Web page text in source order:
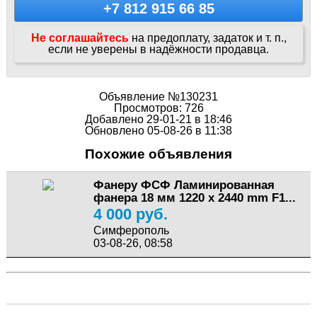
+7 812 915 66 85
Не соглашайтесь на предоплату, задаток и т. п.,
если не уверены в надёжности продавца.
Объявление №130231
Просмотров: 726
Добавлено 29-01-21 в 18:46
Обновлено 05-08-26 в 11:38
Похожие объявления
Фанеру ФСФ Ламинированная
фанера 18 мм 1220 х 2440 mm F1...
4 000 руб.
Симферополь
03-08-26, 08:58